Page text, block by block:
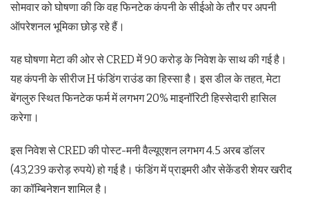
सोमवार को घोषणा की कि वह फिनटेक कंपनी के सीईओ के तौर पर अपनी
ऑपरेशनल भूमिका छोड़ रहे हैं।
यह घोषणा मेटा की ओर से CRED में 90 करोड़ के निवेश के साथ की गई है।
यह कंपनी के सीरीज H फंडिंग राउंड का हिस्सा है। इस डील के तहत, मेटा
बेंगलुरु स्थित फिनटेक फर्म में लगभग 20% माइनॉरिटी हिस्सेदारी हासिल
करेगा।
इस निवेश से CRED की पोस्ट-मनी वैल्यूएशन लगभग 4.5 अरब डॉलर
(43,239 करोड़ रुपये) हो गई है। फंडिंग में प्राइमरी और सेकेंडरी शेयर खरीद
का कॉम्बिनेशन शामिल है।